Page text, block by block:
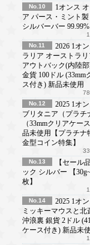
No.10
1オンス
ア パース・ミント
シルバーバー 99.99%
No.11
2026 1オ
ラリア オーストラリ
アウトバック(内陸
金貨 100ドル (33mm
ス付き) 新品未使用
No.12
2025 1オ
ブリタニア（プラチ
（33mmクリアケー
品未使用【プラチナ
金型コイン特集】
No.13
【セール
ック シルバー 【
枚】
No.14
2025 1オ
ミッキーマウスと北
沖浪裏 銀貨 2ドル
ケース付き) 新品未